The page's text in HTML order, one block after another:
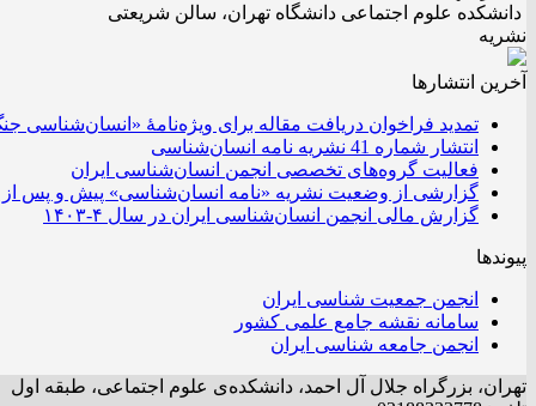
دانشکده علوم اجتماعی دانشگاه تهران، سالن شریعتی
نشریه
آخرین انتشار‌ها
تمدید فراخوان دریافت مقاله برای ویژه‌نامۀ «انسان‌شناسی
انتشار شماره 41 نشریه نامه انسان‌شناسی
فعالیت گروه‌های تخصصی انجمن انسان‌شناسی ایران
گزارشی از وضعیت نشریه «نامه انسان‌شناسی» پیش و پس از
گزارش مالی انجمن انسان‌شناسی ایران در سال ۴-۱۴۰۳
پیوندها
انجمن جمعیت شناسی ایران
سامانه نقشه جامع علمی کشور
انجمن جامعه شناسی ایران
تهران، بزرگراه جلال آل احمد، دانشکده‌ی علوم اجتماعی، طبقه اول